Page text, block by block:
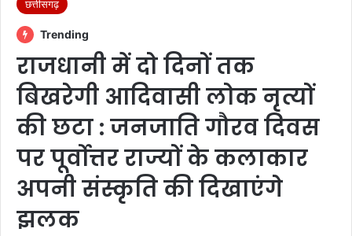
छत्तीसगढ़
Trending
राजधानी में दो दिनों तक
बिखरेगी आदिवासी लोक नृत्यों
की छटा : जनजाति गौरव दिवस
पर पूर्वोत्तर राज्यों के कलाकार
अपनी संस्कृति की दिखाएंगे
झलक